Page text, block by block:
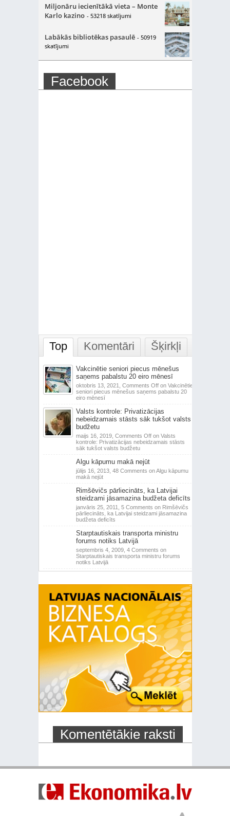
Miljonāru iecienītākā vieta – Monte
Karlo kazino - 53218 skatījumi
Labākās bibliotēkas pasaulē - 50919
skatījumi
Facebook
Top Komentāri Šķirkļi
Vakcinētie seniori piecus mēnešus
saņems pabalstu 20 eiro mēnesī
oktobris 13, 2021, Comments Offon Vakcinētie
seniori piecus mēnešus saņems pabalstu 20
eiro mēnesī
Valsts kontrole: Privatizācijas
nebeidzamais stāsts sāk tukšot valsts
budžetu
maijs 16, 2019, Comments Offon Valsts
kontrole: Privatizācijas nebeidzamais stāsts
sāk tukšot valsts budžetu
Algu kāpumu makā nejūt
jūlijs 16, 2013, 48 Comments on Algu kāpumu
makā nejūt
Rimšēvičs pārliecināts, ka Latvijai
steidzami jāsamazina budžeta deficīts
janvāris 25, 2011, 5 Comments on Rimšēvičs
pārliecināts, ka Latvijai steidzami jāsamazina
budžeta deficīts
Starptautiskais transporta ministru
forums notiks Latvijā
septembris 4, 2009, 4 Comments on
Starptautiskais transporta ministru forums
notiks Latvijā
Komentētākie raksti